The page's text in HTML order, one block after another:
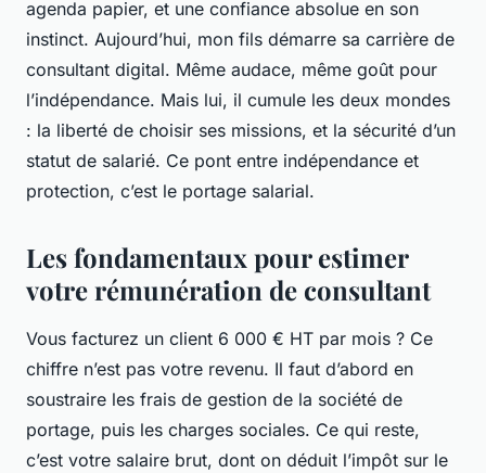
agenda papier, et une confiance absolue en son
instinct. Aujourd’hui, mon fils démarre sa carrière de
consultant digital. Même audace, même goût pour
l’indépendance. Mais lui, il cumule les deux mondes
: la liberté de choisir ses missions, et la sécurité d’un
statut de salarié. Ce pont entre indépendance et
protection, c’est le portage salarial.
Les fondamentaux pour estimer
votre rémunération de consultant
Vous facturez un client 6 000 € HT par mois ? Ce
chiffre n’est pas votre revenu. Il faut d’abord en
soustraire les frais de gestion de la société de
portage, puis les charges sociales. Ce qui reste,
c’est votre salaire brut, dont on déduit l’impôt sur le